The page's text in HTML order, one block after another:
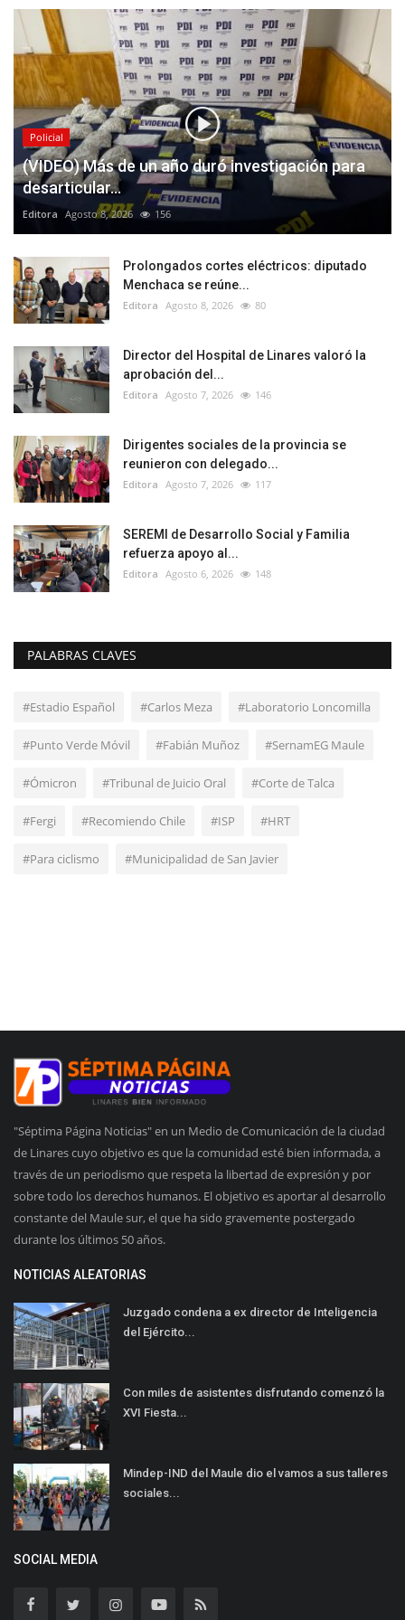
Policial
(VIDEO) Más de un año duró investigación para
desarticular...
Editora Agosto 8, 2026 156
Prolongados cortes eléctricos: diputado
Menchaca se reúne...
Editora Agosto 8, 2026 80
Director del Hospital de Linares valoró la
aprobación del...
Editora Agosto 7, 2026 146
Dirigentes sociales de la provincia se
reunieron con delegado...
Editora Agosto 7, 2026 117
SEREMI de Desarrollo Social y Familia
refuerza apoyo al...
Editora Agosto 6, 2026 148
PALABRAS CLAVES
#Estadio Español #Carlos Meza #Laboratorio Loncomilla
#Punto Verde Móvil #Fabián Muñoz #SernamEG Maule
#Ómicron #Tribunal de Juicio Oral #Corte de Talca
#Fergi #Recomiendo Chile #ISP #HRT
#Para ciclismo #Municipalidad de San Javier
"Séptima Página Noticias" en un Medio de Comunicación de la ciudad
de Linares cuyo objetivo es que la comunidad esté bien informada, a
través de un periodismo que respeta la libertad de expresión y por
sobre todo los derechos humanos. El objetivo es aportar al desarrollo
constante del Maule sur, el que ha sido gravemente postergado
durante los últimos 50 años.
NOTICIAS ALEATORIAS
Juzgado condena a ex director de Inteligencia
del Ejército...
Con miles de asistentes disfrutando comenzó la
XVI Fiesta...
Mindep-IND del Maule dio el vamos a sus talleres
sociales...
SOCIAL MEDIA